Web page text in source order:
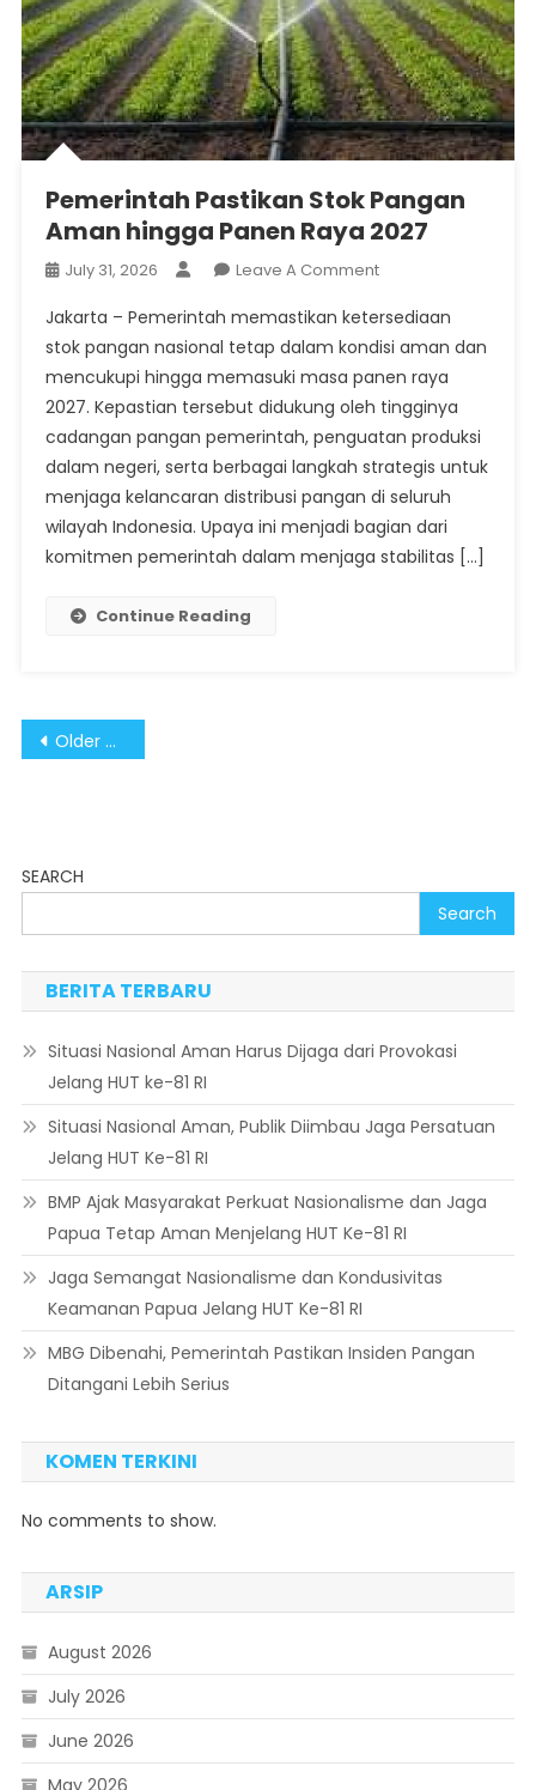
Pemerintah Pastikan Stok Pangan
Aman hingga Panen Raya 2027
July 31, 2026 Leave A CommentOn
Pastikan
Stok
Pangan
Aman
Hingga
Panen
Raya
2027
Jakarta – Pemerintah memastikan ketersediaan
stok pangan nasional tetap dalam kondisi aman dan
mencukupi hingga memasuki masa panen raya
2027. Kepastian tersebut didukung oleh tingginya
cadangan pangan pemerintah, penguatan produksi
dalam negeri, serta berbagai langkah strategis untuk
menjaga kelancaran distribusi pangan di seluruh
wilayah Indonesia. Upaya ini menjadi bagian dari
komitmen pemerintah dalam menjaga stabilitas […]
Continue Reading
Posts
Older posts
SEARCH
Search
BERITA TERBARU
Situasi Nasional Aman Harus Dijaga dari Provokasi
Jelang HUT ke-81 RI
Situasi Nasional Aman, Publik Diimbau Jaga Persatuan
Jelang HUT Ke-81 RI
BMP Ajak Masyarakat Perkuat Nasionalisme dan Jaga
Papua Tetap Aman Menjelang HUT Ke-81 RI
Jaga Semangat Nasionalisme dan Kondusivitas
Keamanan Papua Jelang HUT Ke-81 RI
MBG Dibenahi, Pemerintah Pastikan Insiden Pangan
Ditangani Lebih Serius
KOMEN TERKINI
No comments to show.
ARSIP
August 2026
July 2026
June 2026